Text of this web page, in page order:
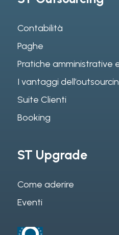
Contabilità
Paghe
Pratiche amministrative
I vantaggi
Suite Clienti
Booking
ST Upgrade
Come aderire
Eventi